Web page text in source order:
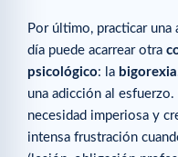
Por último, practicar una
día puede acarrear otra
psicológico: la bigorexia
una adicción al
necesidad imperiosa y
intensa frustración